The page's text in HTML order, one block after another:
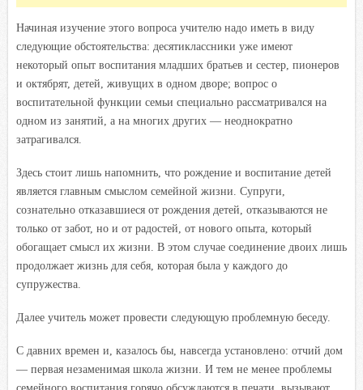
Начиная изучение этого вопроса учителю надо иметь в виду
следующие обстоятельства: десятиклассники уже имеют
некоторый опыт воспитания младших братьев и сестер, пионеров
и октябрят, детей, живущих в одном дворе; вопрос о
воспитательной функции семьи специально рассматривался на
одном из занятий, а на многих других — неоднократно
затрагивался.
Здесь стоит лишь напомнить, что рождение и воспитание детей
является главным смыслом семейной жизни. Супруги,
сознательно отказавшиеся от рождения детей, отказываются не
только от забот, но и от радостей, от нового опыта, который
обогащает смысл их жизни. В этом случае соединение двоих лишь
продолжает жизнь для себя, которая была у каждого до
супружества.
Далее учитель может провести следующую проблемную беседу.
С давних времен и, казалось бы, навсегда установлено: отчий дом
— первая незаменимая школа жизни. И тем не менее проблемы